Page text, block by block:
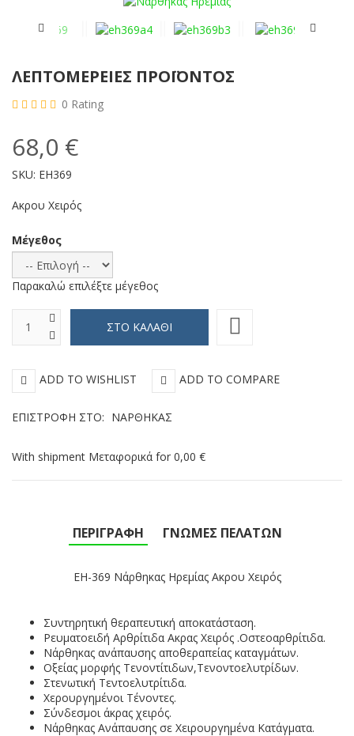
ΛΕΠΤΟΜΈΡΕΙΕΣ ΠΡΟΪΌΝΤΟΣ
0 Rating
68,0 €
SKU: EH369
Ακρου Χειρός
Μέγεθος
Παρακαλώ επιλέξτε μέγεθος
ADD TO WISHLIST ADD TO COMPARE
ΕΠΙΣΤΡΟΦΉ ΣΤΟ: ΝΆΡΘΗΚΑΣ
With shipment Μεταφορικά for 0,00 €
ΠΕΡΙΓΡΑΦΉ ΓΝΏΜΕΣ ΠΕΛΑΤΏΝ
EH-369 Νάρθηκας Ηρεμίας Ακρου Χειρός
Συντηρητική θεραπευτική αποκατάσταση.
Ρευματοειδή Αρθρίτιδα Ακρας Χειρός .Οστεοαρθρίτιδα.
Νάρθηκας ανάπαυσης αποθεραπείας καταγμάτων.
Οξείας μορφής Τενοντίτιδων,Τενοντοελυτρίδων.
Στενωτική Τεντοελυτρίτιδα.
Χερουργημένοι Τένοντες.
Σύνδεσμοι άκρας χειρός.
Νάρθηκας Ανάπαυσης σε Χειρουργημένα Κατάγματα.